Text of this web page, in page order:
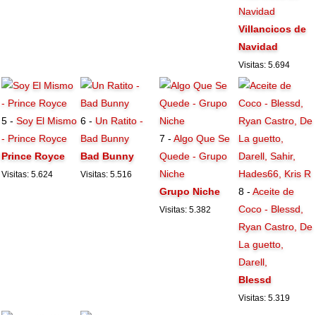
Navidad
Villancicos de
Navidad
Visitas: 5.694
5 -Soy El Mismo
- Prince Royce
Prince Royce
Visitas: 5.624
6 - Un Ratito -
Bad Bunny
Bad Bunny
Visitas: 5.516
7 -Algo Que Se
Quede - Grupo
Niche
Grupo Niche
Visitas: 5.382
8 -Aceite de
Coco - Blessd,
Ryan Castro, De
La guetto,
Darell,
Blessd
Visitas: 5.319